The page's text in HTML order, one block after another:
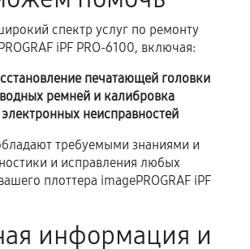
ремонт или вмешательство
износ деталей, если иное не
после окончания гарантийного
сбои, если это не указано в
условиях.
куплены
спектр услуг по ремонту
iPF PRO-6100, включая:
печатающей головки
ремней и калибровка
неисправностей
требуемыми знаниями и
и исправления любых
плоттера imagePROGRAF iPF
информация и